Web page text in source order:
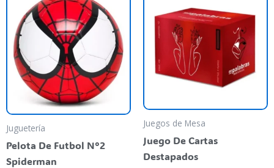
Juguetería
Pelota De Futbol N°2
Spiderman
Juegos de Mesa
Juego De Cartas
Destapados